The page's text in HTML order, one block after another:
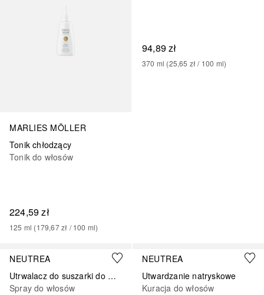
MARLIES MÖLLER
Tonik chłodzący
Tonik do włosów
224,59 zł
125 ml (179,67 zł / 100 ml)
94,89 zł
370 ml (25,65 zł / 100 ml)
NEUTREA
Utrwalacz do suszarki do włosów
Spray do włosów
NEUTREA
Utwardzanie natryskowe
Kuracja do włosów